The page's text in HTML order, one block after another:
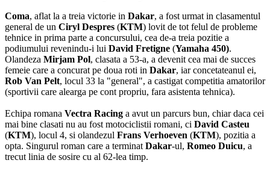
Coma, aflat la a treia victorie in Dakar, a fost urmat in clasamentul
general de un Ciryl Despres (KTM) lovit de tot felul de probleme
tehnice in prima parte a concursului, cea de-a treia pozitie a
podiumului revenindu-i lui David Fretigne (Yamaha 450).
Olandeza Mirjam Pol, clasata a 53-a, a devenit cea mai de succes
femeie care a concurat pe doua roti in Dakar, iar concetateanul ei,
Rob Van Pelt, locul 33 la "general", a castigat competitia amatorilor
(sportivii care alearga pe cont propriu, fara asistenta tehnica).
Echipa romana Vectra Racing a avut un parcurs bun, chiar daca cei
mai bine clasati nu au fost motociclistii romani, ci David Casteu
(KTM), locul 4, si olandezul Frans Verhoeven (KTM), pozitia a
opta. Singurul roman care a terminat Dakar-ul, Romeo Duicu, a
trecut linia de sosire cu al 62-lea timp.